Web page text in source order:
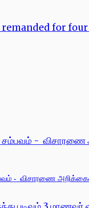
for
சம்பவம் -